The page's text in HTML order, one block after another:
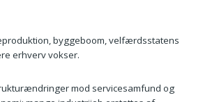
byggeboom, velfærdsstatens
erhverv vokser.
mod servicesamfund og